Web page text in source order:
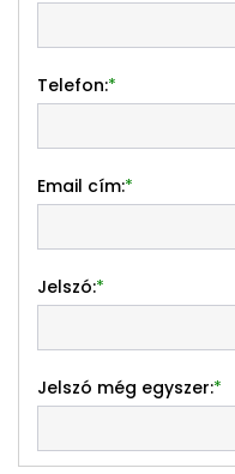
Telefon:*
Email cím:*
Jelszó:*
Jelszó még egyszer:*